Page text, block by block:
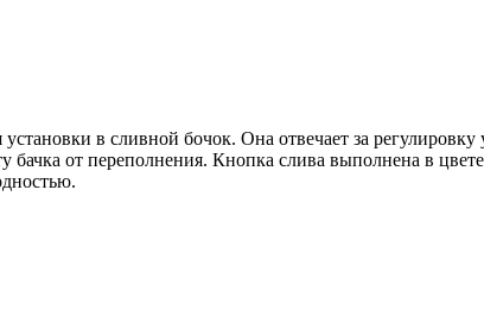
в сливной бочок. Она отвечает за
от переполнения. Кнопка слива выполнена в